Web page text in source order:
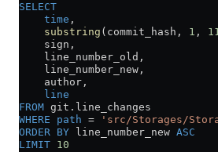
SELECT
    time
,
    substring
(commit_hash, 1 ,
    sign,
    line_number_old,
    line_number_new,
    author,
    line
FROM git . line_changes
WHERE path = 'src/Storages/
ORDER BY line_number_new ASC
LIMIT 10